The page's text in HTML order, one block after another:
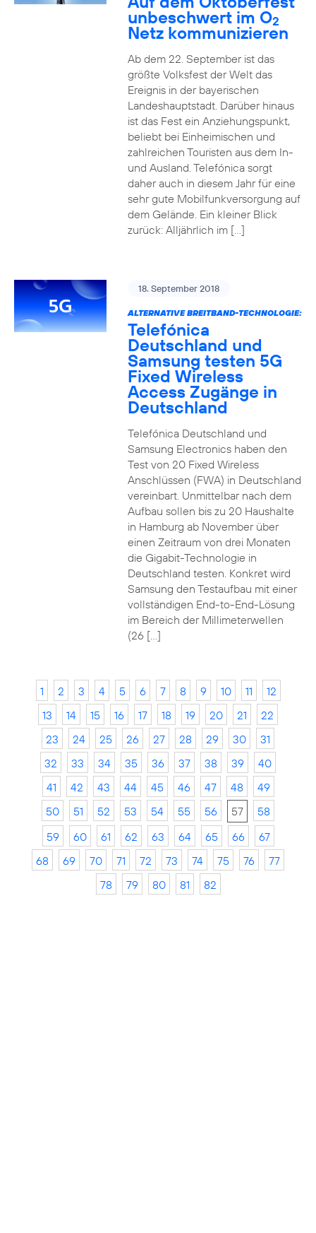
unbeschwert im O2
Netz kommunizieren
Ab dem 22. September ist das
größte Volksfest der Welt das
Ereignis in der bayerischen
Landeshauptstadt. Darüber hinaus
ist das Fest ein Anziehungspunkt,
beliebt bei Einheimischen und
zahlreichen Touristen aus dem In-
und Ausland. Telefónica sorgt
daher auch in diesem Jahr für eine
sehr gute Mobilfunkversorgung auf
dem Gelände. Ein kleiner Blick
zurück: Alljährlich im […]
18. September 2018
ALTERNATIVE BREITBAND-TECHNOLOGIE:
Telefónica
Deutschland und
Samsung testen 5G
Fixed Wireless
Access Zugänge in
Deutschland
Telefónica Deutschland und
Samsung Electronics haben den
Test von 20 Fixed Wireless
Anschlüssen (FWA) in Deutschland
vereinbart. Unmittelbar nach dem
Aufbau sollen bis zu 20 Haushalte
in Hamburg ab November über
einen Zeitraum von drei Monaten
die Gigabit-Technologie in
Deutschland testen. Konkret wird
Samsung den Testaufbau mit einer
vollständigen End-to-End-Lösung
im Bereich der Millimeterwellen
(26 […]
1 2 3 4 5 6 7 8 9 10 11
12
13
14 15 16 17 18 19 20 21
22
23
24 25 26 27 28 29 30
31
32
33 34 35 36 37 38 39
40
41
42 43 44 45 46 47 48
49
50
51 52 53 54 55 56 57
58
59
60 61 62 63 64 65 66
67
68
69 70 71 72 73 74 75 76
77
78
79 80 81 82